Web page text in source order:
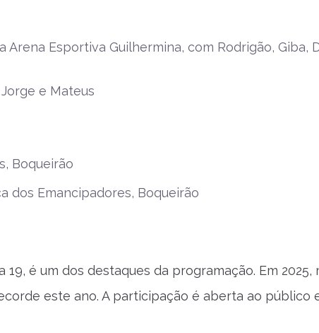
Arena Esportiva Guilhermina, com Rodrigão, Giba,
e Mateus
Boqueirão
dos Emancipadores, Boqueirão
é um dos destaques da programação. Em 2025,
este ano. A participação é aberta ao público